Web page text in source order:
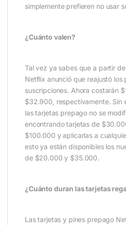
simplemente prefieren no usar
¿Cuánto valen?
Tal vez ya sabes que a partir
Netflix anunció que reajustó los
suscripciones. Ahora costarán
$32.900, respectivamente. Sin
las tarjetas prepago no se
encontrando tarjetas de
$100.000 y aplicarlas a
esto ya están disponibles los
de $20.000 y $35.000.
¿Cuánto duran las tarjetas
Las tarjetas y pines prepago